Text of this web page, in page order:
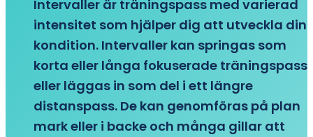
Intervaller är träningspass med varierad
intensitet som hjälper dig att utveckla din
kondition. Intervaller kan springas som
korta eller långa fokuserade träningspass
eller läggas in som del i ett längre
distanspass. De kan genomföras på plan
mark eller i backe och många gillar att